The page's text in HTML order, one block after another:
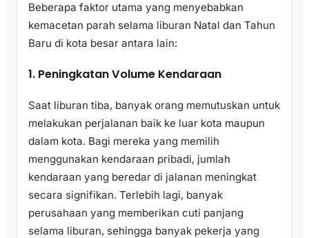
Beberapa faktor utama yang menyebabkan
kemacetan parah selama liburan Natal dan Tahun
Baru di kota besar antara lain:
1. Peningkatan Volume Kendaraan
Saat liburan tiba, banyak orang memutuskan untuk
melakukan perjalanan baik ke luar kota maupun
dalam kota. Bagi mereka yang memilih
menggunakan kendaraan pribadi, jumlah
kendaraan yang beredar di jalanan meningkat
secara signifikan. Terlebih lagi, banyak
perusahaan yang memberikan cuti panjang
selama liburan, sehingga banyak pekerja yang